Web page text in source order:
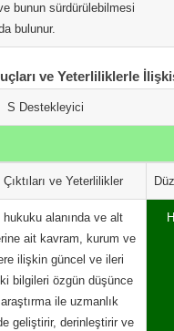
bunun sürdürülebilmesi
bulunur.
ve Yeterliliklerle
S Destekleyici
ve Yeterlilikler
alanında ve alt
ait kavram, kurum ve
ilişkin güncel ve ileri
bilgileri özgün düşünce
ile uzmanlık
geliştirir, derinleştirir ve
H